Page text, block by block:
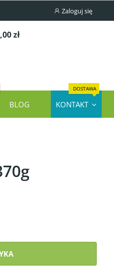
Zaloguj się
zł
BLOG KONTAKT
DOSTAWA